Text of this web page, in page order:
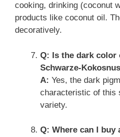
cooking, drinking (coconut
products like coconut oil.
decoratively.
Q: Is the dark color
Schwarze-
A: Yes, the dark
characteristic of this
variety.
Q: Where can I buy